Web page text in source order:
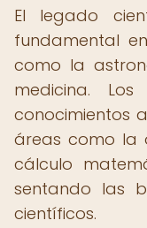
El legado
fundamental
como la
medicina. Los
conocimientos
áreas como la
cálculo
sentando las
científicos.